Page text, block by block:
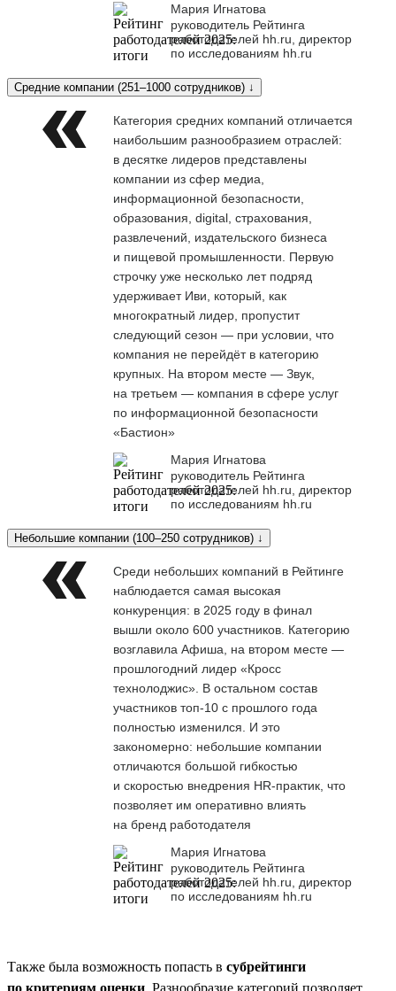
Мария Игнатова
руководитель Рейтинга
работодателей hh.ru, директор
по исследованиям hh.ru
Средние компании (251–1000 сотрудников) ↓
Категория средних компаний отличается
наибольшим разнообразием отраслей:
в десятке лидеров представлены
компании из сфер медиа,
информационной безопасности,
образования, digital, страхования,
развлечений, издательского бизнеса
и пищевой промышленности. Первую
строчку уже несколько лет подряд
удерживает Иви, который, как
многократный лидер, пропустит
следующий сезон — при условии, что
компания не перейдёт в категорию
крупных. На втором месте — Звук,
на третьем — компания в сфере услуг
по информационной безопасности
«Бастион»
Мария Игнатова
руководитель Рейтинга
работодателей hh.ru, директор
по исследованиям hh.ru
Небольшие компании (100–250 сотрудников) ↓
Среди небольших компаний в Рейтинге
наблюдается самая высокая
конкуренция: в 2025 году в финал
вышли около 600 участников. Категорию
возглавила Афиша, на втором месте —
прошлогодний лидер «Кросс
технолоджис». В остальном состав
участников топ-10 с прошлого года
полностью изменился. И это
закономерно: небольшие компании
отличаются большой гибкостью
и скоростью внедрения HR-практик, что
позволяет им оперативно влиять
на бренд работодателя
Мария Игнатова
руководитель Рейтинга
работодателей hh.ru, директор
по исследованиям hh.ru
Также была возможность попасть в субрейтинги
по критериям оценки . Разнообразие категорий позволяет